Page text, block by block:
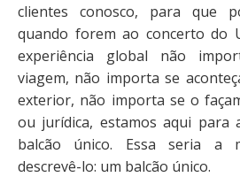
clientes conosco, para que
quando forem ao concerto do
experiência global não
viagem, não importa se
exterior, não importa se o
ou jurídica, estamos aqui para
balcão único. Essa seria a
descrevê-lo: um balcão único.